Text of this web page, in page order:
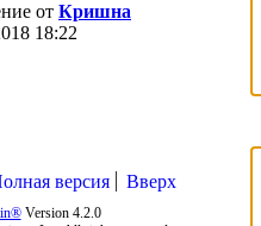
от Кришна
18:22
версия Вверх
Version 4.2.0